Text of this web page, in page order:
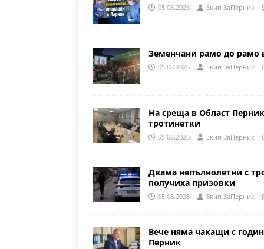
05.08.2026 Eкип ЗаПерник
Земенчани рамо до рамо
05.08.2026 Eкип ЗаПерник
На среща в Област
тротинетки
05.08.2026 Eкип ЗаПерник
Двама непълнолетни с
получиха призовки
05.08.2026 Eкип ЗаПерник
Вече няма чакащи с
Перник